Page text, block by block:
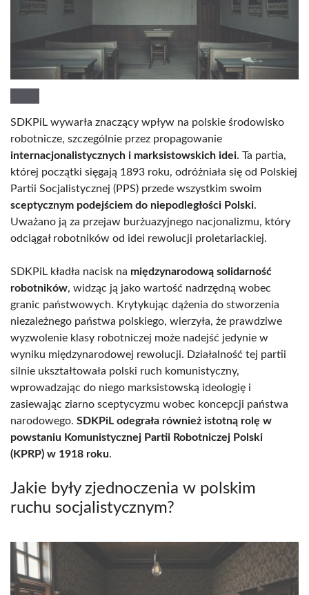
SDKPiL wywarła znaczący wpływ na polskie środowisko
robotnicze, szczególnie przez propagowanie
internacjonalistycznych i marksistowskich idei. Ta partia,
której początki sięgają 1893 roku, odróżniała się od Polskiej
Partii Socjalistycznej (PPS) przede wszystkim swoim
sceptycznym podejściem do niepodległości Polski.
Uważano ją za przejaw burżuazyjnego nacjonalizmu, który
odciągał robotników od idei rewolucji proletariackiej.
SDKPiL kładła nacisk na międzynarodową solidarność
robotników, widząc ją jako wartość nadrzędną wobec
granic państwowych. Krytykując dążenia do stworzenia
niezależnego państwa polskiego, wierzyła, że prawdziwe
wyzwolenie klasy robotniczej może nadejść jedynie w
wyniku międzynarodowej rewolucji. Działalność tej partii
silnie ukształtowała polski ruch komunistyczny,
wprowadzając do niego marksistowską ideologię i
zasiewając ziarno sceptycyzmu wobec koncepcji państwa
narodowego. SDKPiL odegrała również istotną rolę w
powstaniu Komunistycznej Partii Robotniczej Polski
(KPRP) w 1918 roku.
Jakie były zjednoczenia w polskim
ruchu socjalistycznym?